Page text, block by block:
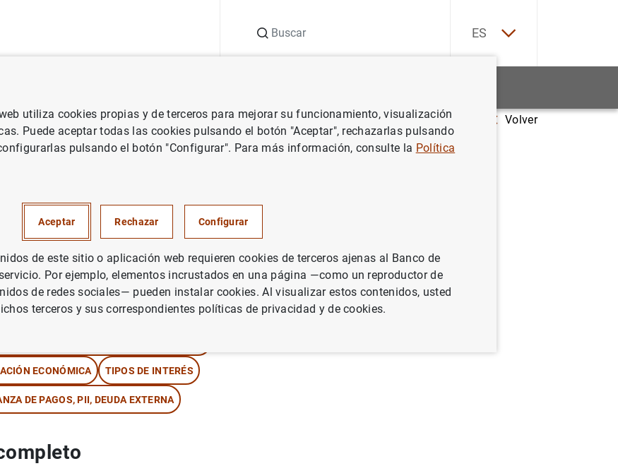
ES
Boletín Estadístico Julio 2022 Volver
Boletín Estadístico.
Banco de España
ECONÓMICA TIPOS DE INTERÉS
DE PAGOS, PII, DEUDA EXTERNA
utiliza cookies propias y de terceros para mejorar su funcionamiento, visualización
Puede aceptar todas las cookies pulsando el botón "Aceptar", rechazarlas pulsando
pulsando el botón "Configurar". Para más información, consulte la Política
Aceptar Rechazar Configurar
de este sitio o aplicación web requieren cookies de terceros ajenas al Banco de
Por ejemplo, elementos incrustados en una página —como un reproductor de
de redes sociales— pueden instalar cookies. Al visualizar estos contenidos, usted
terceros y sus correspondientes políticas de privacidad y de cookies.